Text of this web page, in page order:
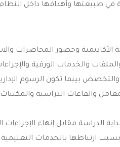
طبيعتها وأهدافها داخل النظام
وحضور المحاضرات
والخدمات الورقية
بينما تكون الرسوم
والقاعات الدراسية والمكتبات
الدراسة مقابل إنهاء
ارتباطها بالخدمات